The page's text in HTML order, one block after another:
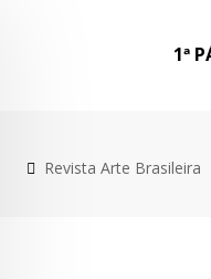
1ª
Revista Arte Brasileira